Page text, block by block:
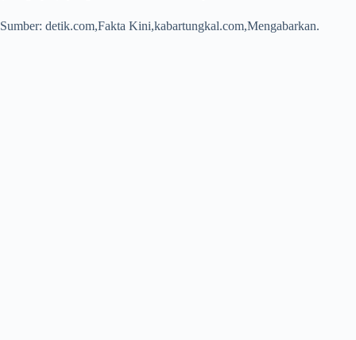
Sumber: detik.com,Fakta Kini,kabartungkal.com,Mengabarkan.